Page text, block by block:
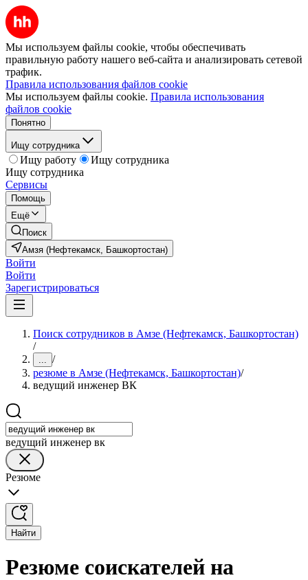
Мы используем файлы cookie, чтобы обеспечивать
правильную работу нашего веб-сайта и анализировать сетевой
трафик.
Правила использования файлов cookie
Мы используем файлы cookie. Правила использования
файлов cookie
Понятно
Ищу сотрудника
Ищу работу
Ищу сотрудника
Ищу сотрудника
Сервисы
Помощь
Ещё
Поиск
Амзя (Нефтекамск, Башкортостан)
Войти
Войти
Зарегистрироваться
Поиск сотрудников в Амзе (Нефтекамск, Башкортостан)
/
... /
резюме в Амзе (Нефтекамск, Башкортостан)/
ведущий инженер ВК
ведущий инженер вк
Резюме
Найти
Резюме соискателей на